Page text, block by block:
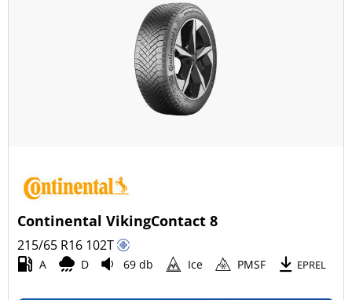
Continental VikingContact 8
215/65 R16 102T
A D 69 db Ice PMSF EPREL